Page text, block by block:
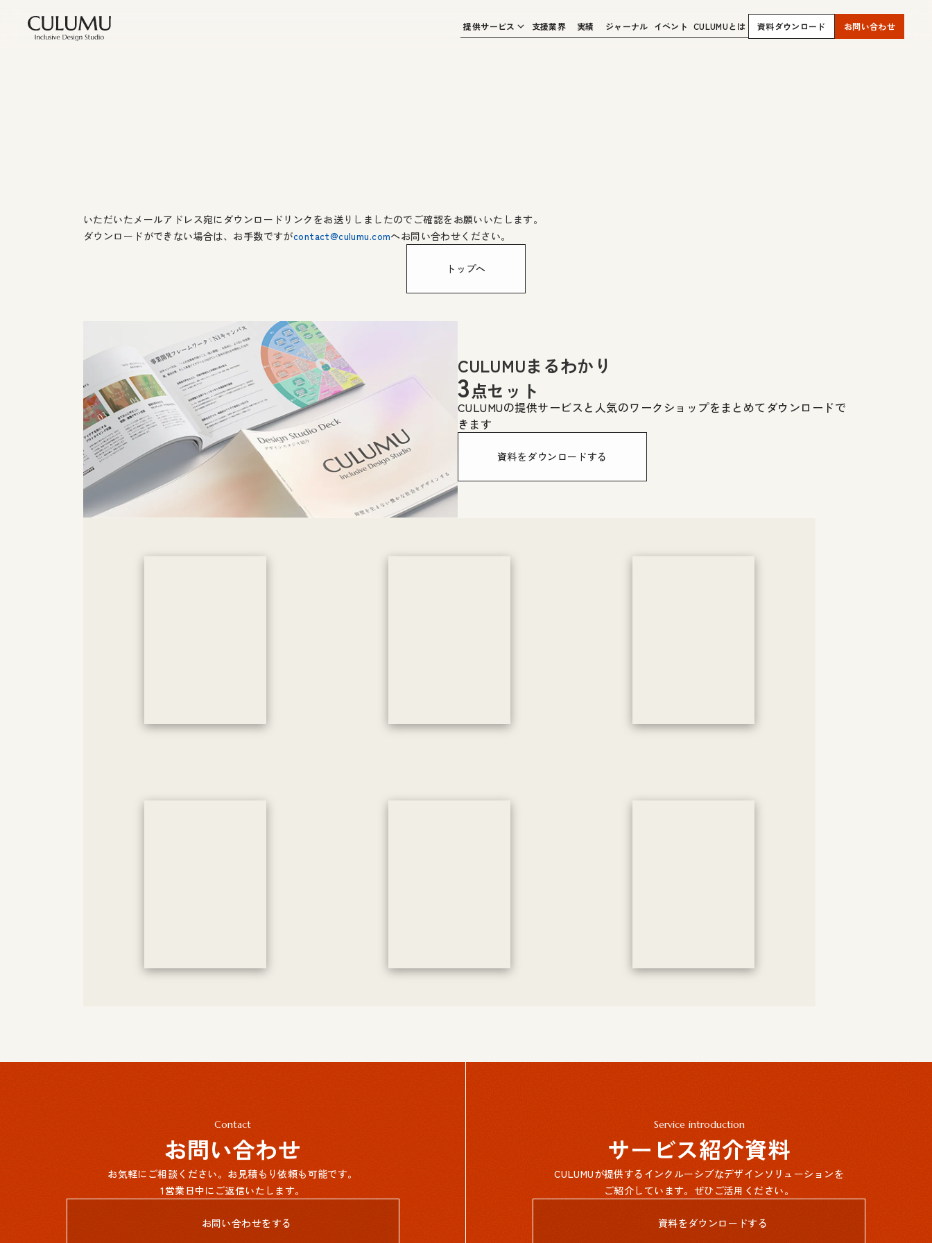
提供サービス 支援業界 実績 ジャーナル イベント CULUMUとは 資料ダウンロード お問い合わせ
いただいたメールアドレス宛にダウンロードリンクをお送りしましたのでご確認をお願いいたします。
ダウンロードができない場合は、お手数ですがcontact@culumu.comへお問い合わせください。
トップへ
CULUMUまるわかり
3点セット
CULUMUの提供サービスと人気のワークショップをまとめてダウンロードで
きます
資料をダウンロードする
Contact
お問い合わせ
お気軽にご相談ください。お見積もり依頼も可能です。
1営業日中にご返信いたします。
お問い合わせをする
Service introduction
サービス紹介資料
CULUMUが提供するインクルーシブなデザインソリューションを
ご紹介しています。ぜひご活用ください。
資料をダウンロードする